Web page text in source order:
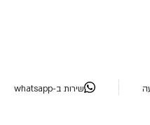
שירות ב-whatsapp